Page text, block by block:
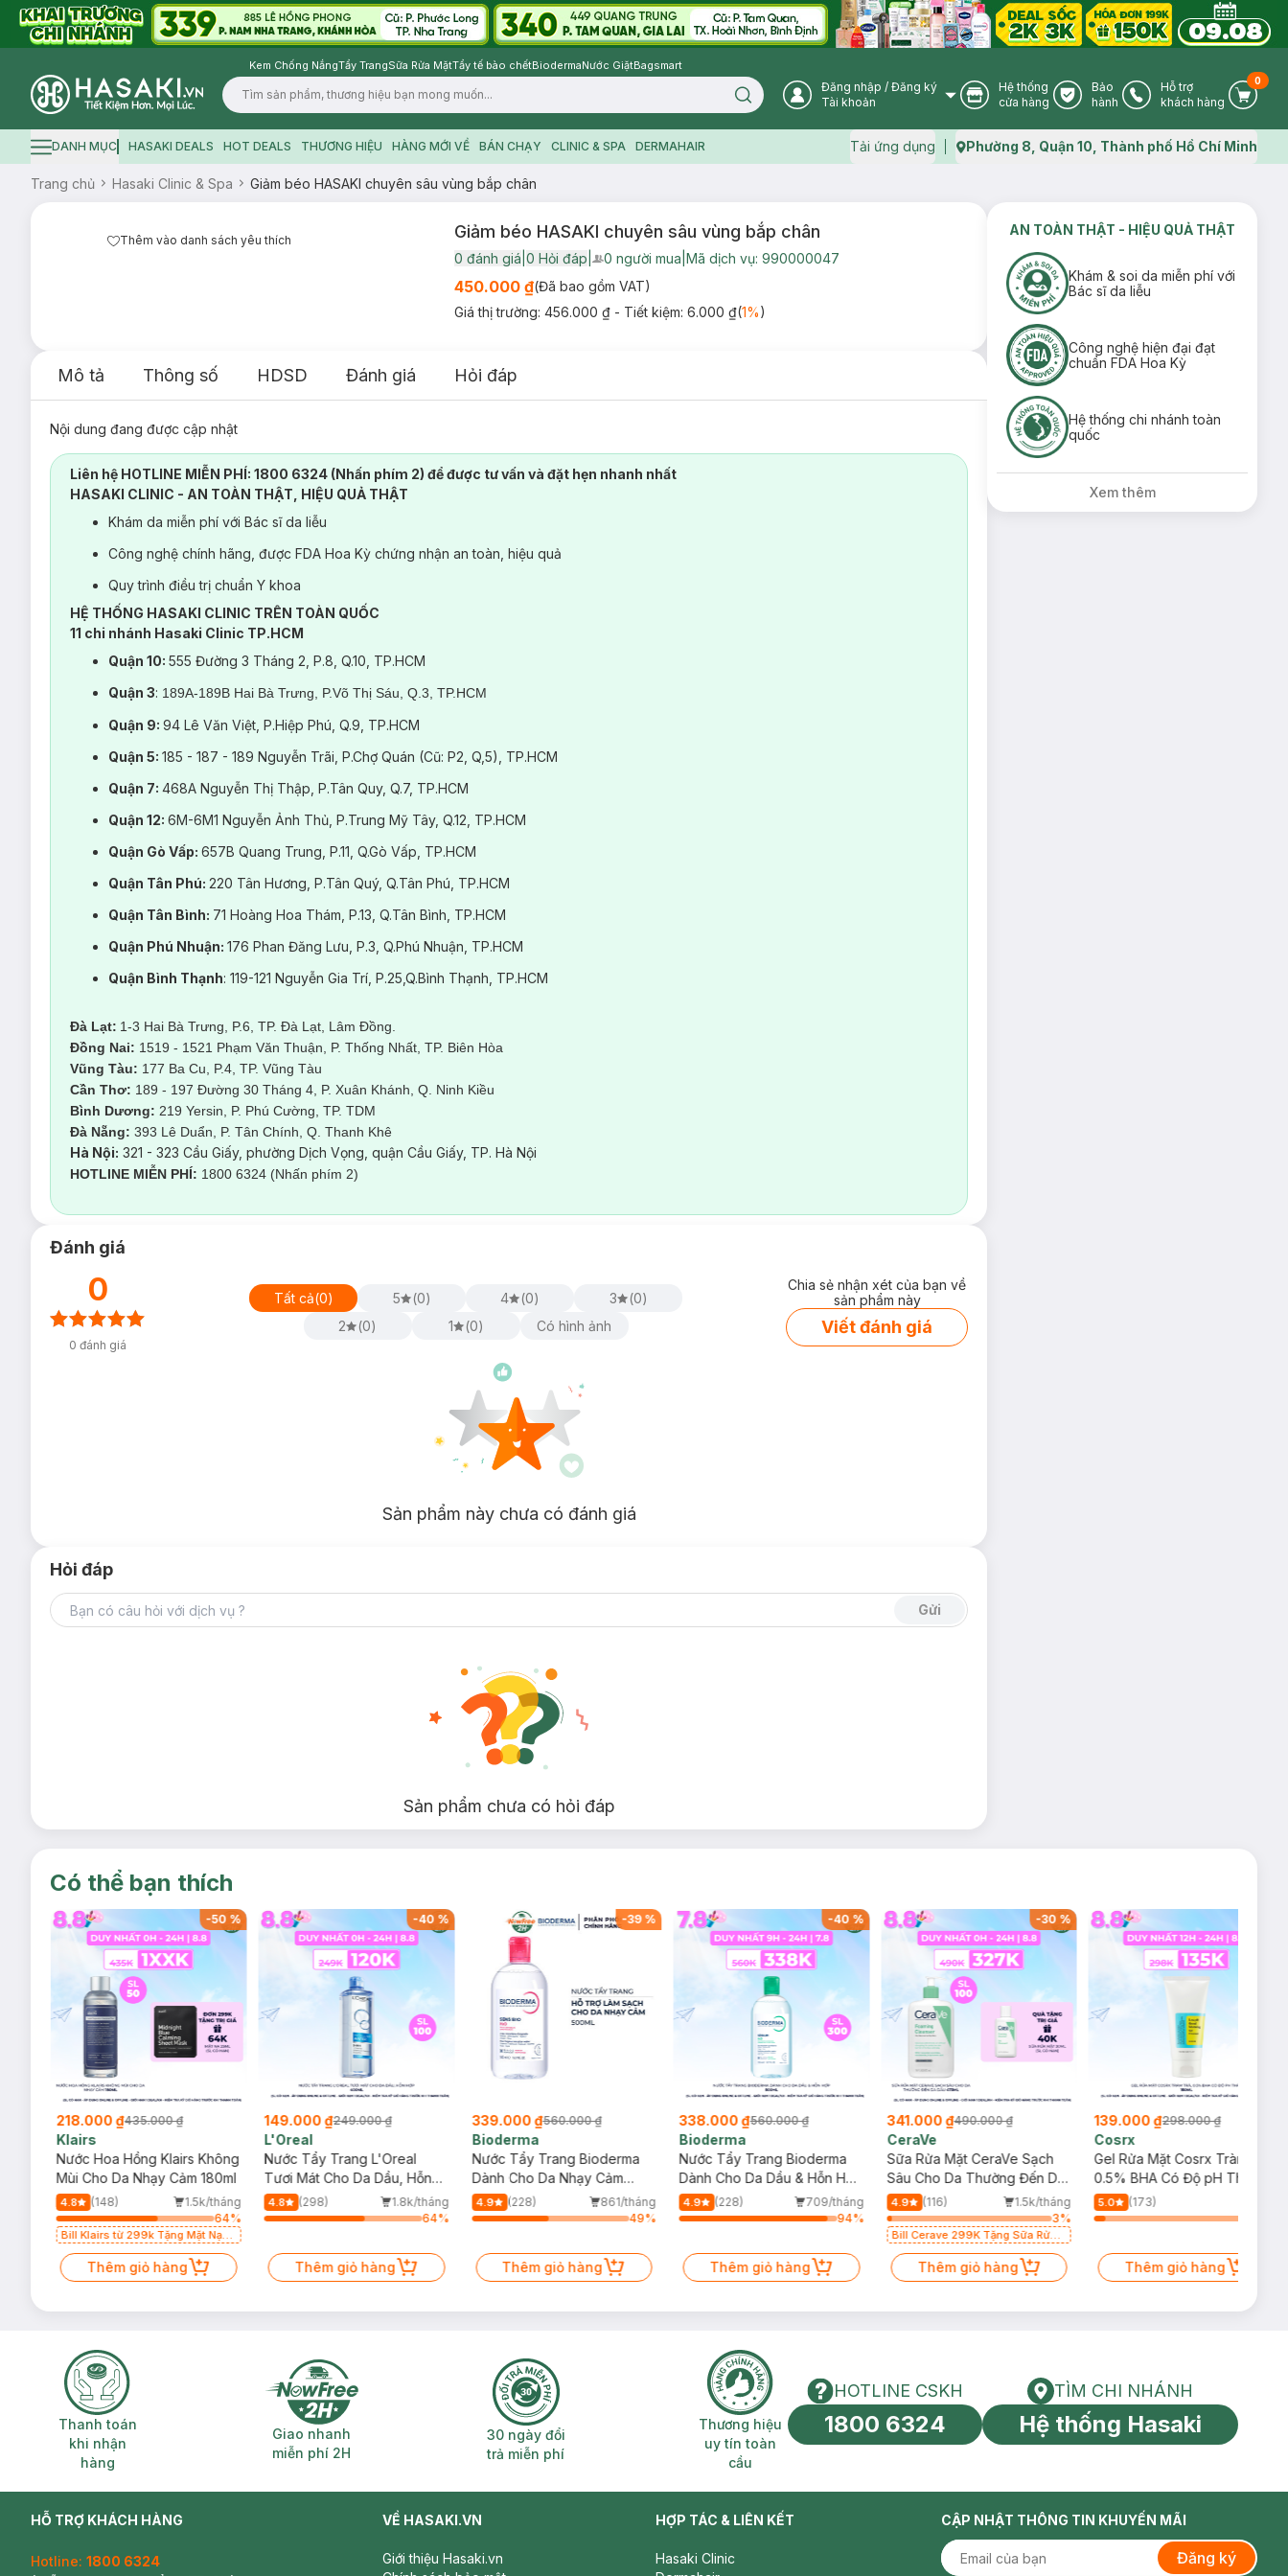
Kem Chống NắngTẩy TrangSữa Rửa MặtTẩy tế bào chếtBiodermaNước GiặtBagsmart
Logo
Search icon User Icon
Đăng nhập / Đăng ký
Tài khoản
Store Icon
Hệ thống
cửa hàng
Warranty Icon
Bảo
hành
Phone Icon
Hỗ trợ
khách hàng
Cart
0
Hamburger icon
DANH MỤC HASAKI DEALS HOT DEALS THƯƠNG HIỆU HÀNG MỚI VỀ BÁN CHẠY CLINIC & SPA DERMAHAIR Tải ứng dụng Map icon
Phường 8, Quận 10, Thành phố Hồ Chí Minh
Trang chủ Hasaki Clinic & Spa Giảm béo HASAKI chuyên sâu vùng bắp chân
Thêm vào danh sách yêu thích Giảm béo HASAKI chuyên sâu vùng bắp chân
0 đánh giá 0 Hỏi đáp User Product Icon
0 người mua Mã dịch vụ: 990000047
450.000 ₫(Đã bao gồm VAT)
Giá thị trường: 456.000 ₫ - Tiết kiệm: 6.000 ₫(1%)
Mô tả Thông số HDSD Đánh giá Hỏi đáp
Nội dung đang được cập nhật
Liên hệ HOTLINE MIỄN PHÍ: 1800 6324 (Nhấn phím 2) để được tư vấn và đặt hẹn nhanh nhất
HASAKI CLINIC - AN TOÀN THẬT, HIỆU QUẢ THẬT
Khám da miễn phí với Bác sĩ da liễu
Công nghệ chính hãng, được FDA Hoa Kỳ chứng nhận an toàn, hiệu quả
Quy trình điều trị chuẩn Y khoa
HỆ THỐNG HASAKI CLINIC TRÊN TOÀN QUỐC
11 chi nhánh Hasaki Clinic TP.HCM
Quận 10: 555 Đường 3 Tháng 2, P.8, Q.10, TP.HCM
Quận 3: 189A-189B Hai Bà Trưng, P.Võ Thị Sáu, Q.3, TP.HCM
Quận 9: 94 Lê Văn Việt, P.Hiệp Phú, Q.9, TP.HCM
Quận 5: 185 - 187 - 189 Nguyễn Trãi, P.Chợ Quán (Cũ: P2, Q,5), TP.HCM
Quận 7: 468A Nguyễn Thị Thập, P.Tân Quy, Q.7, TP.HCM
Quận 12: 6M-6M1 Nguyễn Ảnh Thủ, P.Trung Mỹ Tây, Q.12, TP.HCM
Quận Gò Vấp: 657B Quang Trung, P.11, Q.Gò Vấp, TP.HCM
Quận Tân Phú: 220 Tân Hương, P.Tân Quý, Q.Tân Phú, TP.HCM
Quận Tân Bình: 71 Hoàng Hoa Thám, P.13, Q.Tân Bình, TP.HCM
Quận Phú Nhuận: 176 Phan Đăng Lưu, P.3, Q.Phú Nhuận, TP.HCM
Quận Bình Thạnh: 119-121 Nguyễn Gia Trí, P.25,Q.Bình Thạnh, TP.HCM
Đà Lạt: 1-3 Hai Bà Trưng, P.6, TP. Đà Lạt, Lâm Đồng.
Đồng Nai: 1519 - 1521 Phạm Văn Thuận, P. Thống Nhất, TP. Biên Hòa
Vũng Tàu: 177 Ba Cu, P.4, TP. Vũng Tàu
Cần Thơ: 189 - 197 Đường 30 Tháng 4, P. Xuân Khánh, Q. Ninh Kiều
Bình Dương: 219 Yersin, P. Phú Cường, TP. TDM
Đà Nẵng: 393 Lê Duẩn, P. Tân Chính, Q. Thanh Khê
Hà Nội: 321 - 323 Cầu Giấy, phường Dịch Vọng, quận Cầu Giấy, TP. Hà Nội
HOTLINE MIỄN PHÍ: 1800 6324 (Nhấn phím 2)
Đánh giá
0
0 đánh giá
Tất cả(0) 5 (0) 4 (0) 3 (0)
2
(0) 1 (0) Có hình ảnh
Chia sẻ nhận xét của bạn về
sản phẩm này
Viết đánh giá
Sản phẩm này chưa có đánh giá
Hỏi đáp
Gửi
Sản phẩm chưa có hỏi đáp
AN TOÀN THẬT - HIỆU QUẢ THẬT
Khám & soi da miễn phí với
Bác sĩ da liễu
Công nghệ hiện đại đạt
chuẩn FDA Hoa Kỳ
Hệ thống chi nhánh toàn
quốc
Xem thêm
Có thể bạn thích
-50 %
218.000 ₫435.000 ₫
Klairs
Nước Hoa Hồng Klairs Không
Mùi Cho Da Nhạy Cảm 180ml
4.8 (148)
1.5k/tháng
64%
Bill Klairs từ 299k Tặng Mặt Nạ
Nhờn 25ml (SL Có Hạn)
Thêm giỏ hàng
-40 %
149.000 ₫249.000 ₫
L'Oreal
Nước Tẩy Trang L'Oreal
Tươi Mát Cho Da Dầu, Hỗn
Hợp 400ml
4.8 (298)
1.8k/tháng
64%
Thêm giỏ hàng
-39%
339.000 ₫560.000 ₫
Bioderma
Nước Tẩy Trang Bioderma
Dành Cho Da Nhạy Cảm
500ml
4.9 (228)
861/tháng
49%
Thêm giỏ hàng
-40 %
338.000 ₫560.000 ₫
Bioderma
Nước Tẩy Trang Bioderma
Dành Cho Da Dầu & Hỗn Hợp
500ml
4.9 (228)
709/tháng
94%
Thêm giỏ hàng
-30 %
341.000 ₫490.000 ₫
CeraVe
Sữa Rửa Mặt CeraVe Sạch
Sâu Cho Da Thường Đến Da
Dầu 473ml
4.9 (116)
1.5k/tháng
3%
Bill Cerave 299K Tặng Sữa Rửa
Thêm giỏ hàng
139.000 ₫298.000 ₫
Cosrx
Gel Rửa Mặt Cosrx Tràm Trà,
0.5% BHA Có Độ pH Thấp
150ml
5.0
(173)
Thêm giỏ hàng
Thanh toán khi nhận hàng
Thanh toán
khi nhận
hàng
Giao nhanh miễn phí 2H
Giao nhanh
miễn phí 2H
30 ngày đổi trả miễn phí
30 ngày đổi
trả miễn phí
Thương hiệu uy tín toàn cầu
Thương hiệu
uy tín toàn
cầu
HOTLINE CSKH
HOTLINE CSKH
1800 6324
Tìm chi nhánh
TÌM CHI NHÁNH
Hệ thống Hasaki
HỖ TRỢ KHÁCH HÀNG
Hotline: 1800 6324
VỀ HASAKI.VN
Giới thiệu Hasaki.vn
HỢP TÁC & LIÊN KẾT
Hasaki Clinic
CẬP NHẬT THÔNG TIN KHUYẾN MÃI
Đăng ký